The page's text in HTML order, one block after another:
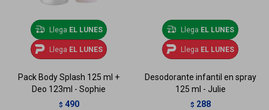
Llega EL LUNES
Llega EL LUNES
Pack Body Splash 125 ml +
Deo 123ml - Sophie
$ 490
Llega EL LUNES
Llega EL LUNES
Desodorante infantil en spray
125 ml - Julie
$ 288